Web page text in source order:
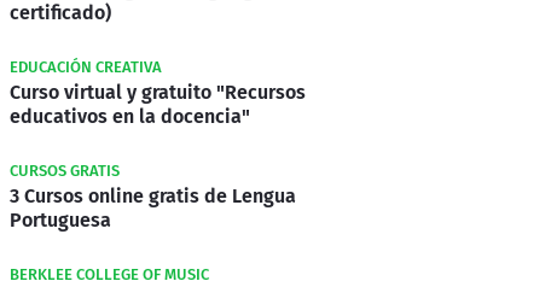
certificado)
EDUCACIÓN CREATIVA
Curso virtual y gratuito "Recursos
educativos en la docencia"
CURSOS GRATIS
3 Cursos online gratis de Lengua
Portuguesa
BERKLEE COLLEGE OF MUSIC